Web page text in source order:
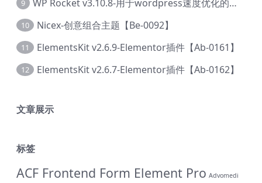
9 WP Rocket v3.10.8-用于wordpress速度优化的缓存加速插件【Cd-0019】
10 Nicex-创意组合主题【Be-0092】
11 ElementsKit v2.6.9-Elementor插件【Ab-0161】
12 ElementsKit v2.6.7-Elementor插件【Ab-0162】
文章展示
标签
ACF Frontend Form Element Pro Advomedi